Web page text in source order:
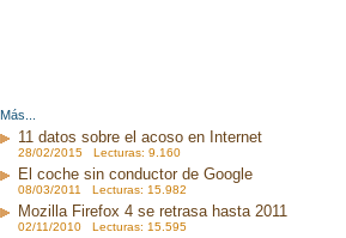
Más...
11 datos sobre el acoso en Internet
28/02/2015 Lecturas: 9.160
El coche sin conductor de Google
08/03/2011 Lecturas: 15.982
Mozilla Firefox 4 se retrasa hasta 2011
02/11/2010 Lecturas: 15.595